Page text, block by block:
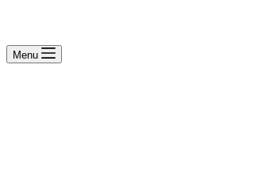
Menu